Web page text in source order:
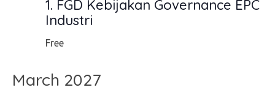
1. FGD Kebijakan Governance EPC
Industri
Free
March 2027